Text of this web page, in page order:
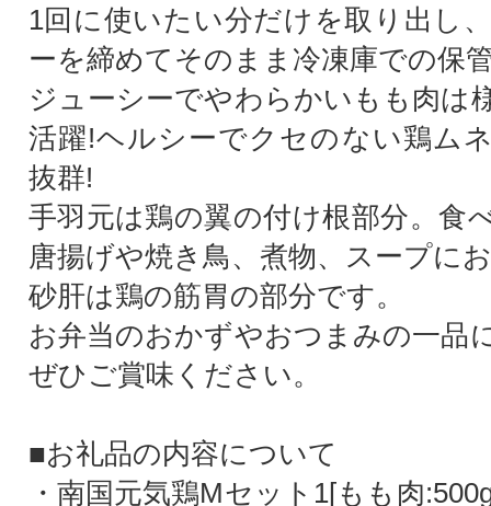
1回に使いたい分だけを取り出し
ーを締めてそのまま冷凍庫での保
ジューシーでやわらかいもも肉は
活躍!ヘルシーでクセのない鶏ム
抜群!
手羽元は鶏の翼の付け根部分。食
唐揚げや焼き鳥、煮物、スープに
砂肝は鶏の筋胃の部分です。
お弁当のおかずやおつまみの一品
ぜひご賞味ください。
■お礼品の内容について
・南国元気鶏Mセット1[もも肉